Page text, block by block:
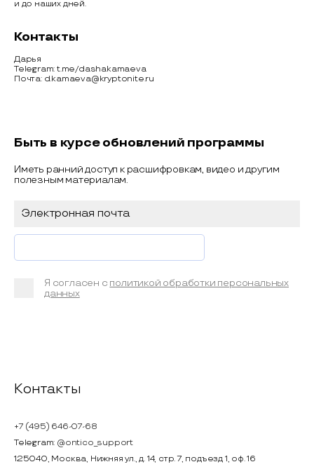
и до наших дней.
Контакты
Дарья
Telegram: t.me/dashakamaeva
Почта: d.kamaeva@kryptonite.ru
Быть в курсе обновлений программы
Иметь ранний доступ к расшифровкам, видео и другим
полезным материалам.
Я согласен с политикой обработки персональных
данных
Контакты
+7 (495) 646-07-68
Telegram: @ontico_support
125040, Москва, Нижняя ул., д. 14, стр. 7, подъезд 1, оф. 16